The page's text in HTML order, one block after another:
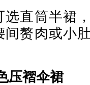
直筒半裙
赘肉或小
压褶伞裙